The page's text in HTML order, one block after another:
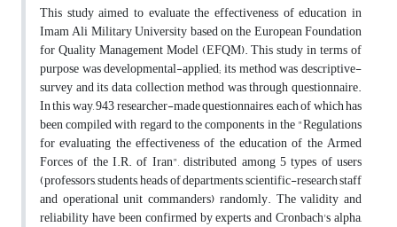
This study aimed to evaluate the effectiveness of education in
Imam Ali Military University based on the European Foundation
for Quality Management Model (EFQM). This study in terms of
purpose was developmental-applied; its method was descriptive-
survey and its data collection method was through questionnaire.
In this way, 943 researcher-made questionnaires, each of which has
been compiled with regard to the components in the "Regulations
for evaluating the effectiveness of the education of the Armed
Forces of the I.R. of Iran", distributed among 5 types of users
(professors, students, heads of departments, scientific-research staff
and operational unit commanders) randomly. The validity and
reliability have been confirmed by experts and Cronbach's alpha,